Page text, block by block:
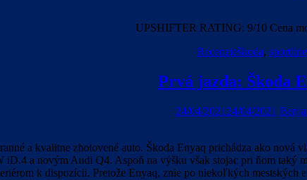
UPSHIFTER RATING: 9/10 Cena
Recenzieškoda, sportline
Prvá jazda: Škoda
24/04/2021 24/04/2021
a kvalitne zhotovené auto. Škoda Enyaq prichádza ako
a novým Audi Q4. Aspoň na výšku však stojac pri ňom taký
k dispozícii. Pretože Enyaq, znie po niekoľkých